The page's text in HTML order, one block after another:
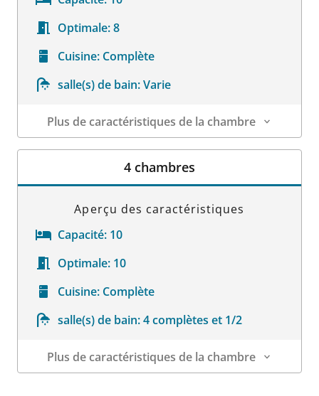
Optimale:8
Cuisine: Complète
salle(s) de bain:Varie
Plus de caractéristiques de la chambre
Détails sur la chambre
4 chambres
Aperçu des caractéristiques
Capacité: 10
Optimale: 10
Cuisine: Complète
salle(s) de bain:4 complètes et 1/2
Plus de caractéristiques de la chambre